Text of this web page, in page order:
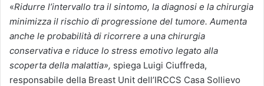
«Ridurre l’intervallo tra il sintomo, la diagnosi e la chirurgia
minimizza il rischio di progressione del tumore. Aumenta
anche le probabilità di ricorrere a una chirurgia
conservativa e riduce lo stress emotivo legato alla
scoperta della malattia», spiega Luigi Ciuffreda,
responsabile della Breast Unit dell’IRCCS Casa Sollievo